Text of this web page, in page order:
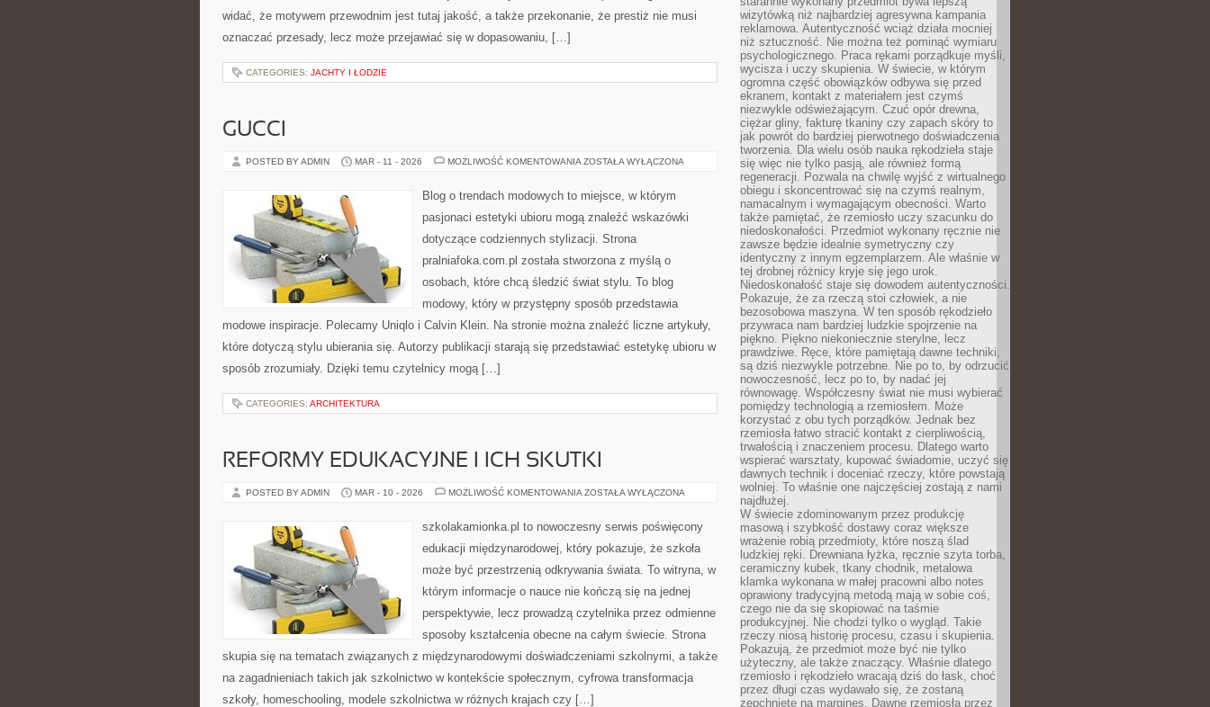
widać, że motywem przewodnim jest tutaj jakość, a także przekonanie, że prestiż nie musi
oznaczać przesady, lecz może przejawiać się w dopasowaniu, […]
CATEGORIES: JACHTY I ŁODZIE
GUCCI
POSTED BY ADMIN MAR - 11 - 2026 MOŻLIWOŚĆ KOMENTOWANIA GUCCI
ZOSTAŁA WYŁĄCZONA
Blog o trendach modowych to miejsce, w którym
pasjonaci estetyki ubioru mogą znaleźć wskazówki
dotyczące codziennych stylizacji. Strona
pralniafoka.com.pl została stworzona z myślą o
osobach, które chcą śledzić świat stylu. To blog
modowy, który w przystępny sposób przedstawia
modowe inspiracje. Polecamy Uniqlo i Calvin Klein. Na stronie można znaleźć liczne artykuły,
które dotyczą stylu ubierania się. Autorzy publikacji starają się przedstawiać estetykę ubioru w
sposób zrozumiały. Dzięki temu czytelnicy mogą […]
CATEGORIES: ARCHITEKTURA
REFORMY EDUKACYJNE I ICH SKUTKI
POSTED BY ADMIN MAR - 10 - 2026 MOŻLIWOŚĆ KOMENTOWANIA REFORMY
SKUTKI
ZOSTAŁA WYŁĄCZONA
szkolakamionka.pl to nowoczesny serwis poświęcony
edukacji międzynarodowej, który pokazuje, że szkoła
może być przestrzenią odkrywania świata. To witryna, w
którym informacje o nauce nie kończą się na jednej
perspektywie, lecz prowadzą czytelnika przez odmienne
sposoby kształcenia obecne na całym świecie. Strona
skupia się na tematach związanych z międzynarodowymi doświadczeniami szkolnymi, a także
na zagadnieniach takich jak szkolnictwo w kontekście społecznym, cyfrowa transformacja
szkoły, homeschooling, modele szkolnictwa w różnych krajach czy […]
wizytówką niż najbardziej agresywna kampania
reklamowa. Autentyczność wciąż działa mocniej
niż sztuczność. Nie można też pominąć wymiaru
psychologicznego. Praca rękami porządkuje myśli,
wycisza i uczy skupienia. W świecie, w którym
ogromna część obowiązków odbywa się przed
ekranem, kontakt z materiałem jest czymś
niezwykle odświeżającym. Czuć opór drewna,
ciężar gliny, fakturę tkaniny czy zapach skóry to
jak powrót do bardziej pierwotnego doświadczenia
tworzenia. Dla wielu osób nauka rękodzieła staje
się więc nie tylko pasją, ale również formą
regeneracji. Pozwala na chwilę wyjść z wirtualnego
obiegu i skoncentrować się na czymś realnym,
namacalnym i wymagającym obecności. Warto
także pamiętać, że rzemiosło uczy szacunku do
niedoskonałości. Przedmiot wykonany ręcznie nie
zawsze będzie idealnie symetryczny czy
identyczny z innym egzemplarzem. Ale właśnie w
tej drobnej różnicy kryje się jego urok.
Niedoskonałość staje się dowodem autentyczności.
Pokazuje, że za rzeczą stoi człowiek, a nie
bezosobowa maszyna. W ten sposób rękodzieło
przywraca nam bardziej ludzkie spojrzenie na
piękno. Piękno niekoniecznie sterylne, lecz
prawdziwe. Ręce, które pamiętają dawne techniki,
są dziś niezwykle potrzebne. Nie po to, by odrzucić
nowoczesność, lecz po to, by nadać jej
równowagę. Współczesny świat nie musi wybierać
pomiędzy technologią a rzemiosłem. Może
korzystać z obu tych porządków. Jednak bez
rzemiosła łatwo stracić kontakt z cierpliwością,
trwałością i znaczeniem procesu. Dlatego warto
wspierać warsztaty, kupować świadomie, uczyć się
dawnych technik i doceniać rzeczy, które powstają
wolniej. To właśnie one najczęściej zostają z nami
najdłużej.
W świecie zdominowanym przez produkcję
masową i szybkość dostawy coraz większe
wrażenie robią przedmioty, które noszą ślad
ludzkiej ręki. Drewniana łyżka, ręcznie szyta torba,
ceramiczny kubek, tkany chodnik, metalowa
klamka wykonana w małej pracowni albo notes
oprawiony tradycyjną metodą mają w sobie coś,
czego nie da się skopiować na taśmie
produkcyjnej. Nie chodzi tylko o wygląd. Takie
rzeczy niosą historię procesu, czasu i skupienia.
Pokazują, że przedmiot może być nie tylko
użyteczny, ale także znaczący. Właśnie dlatego
rzemiosło i rękodzieło wracają dziś do łask, choć
przez długi czas wydawało się, że zostaną
zepchnięte na margines. Dawne rzemiosła przez